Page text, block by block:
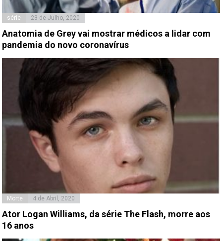
série 23 de Julho, 2020
Anatomia de Grey vai mostrar médicos a lidar com
pandemia do novo coronavírus
Morte 4 de Abril, 2020
Ator Logan Williams, da série The Flash, morre aos
16 anos